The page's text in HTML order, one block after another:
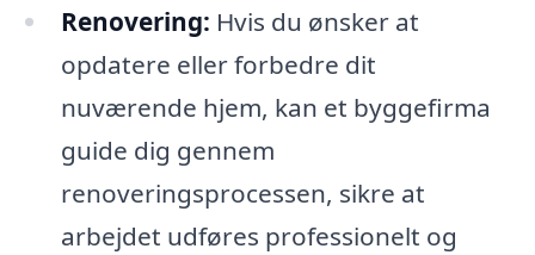
Renovering: Hvis du ønsker at
opdatere eller forbedre dit
nuværende hjem, kan et byggefirma
guide dig gennem
renoveringsprocessen, sikre at
arbejdet udføres professionelt og